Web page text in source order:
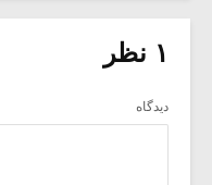
۱ نظر
دیدگاه